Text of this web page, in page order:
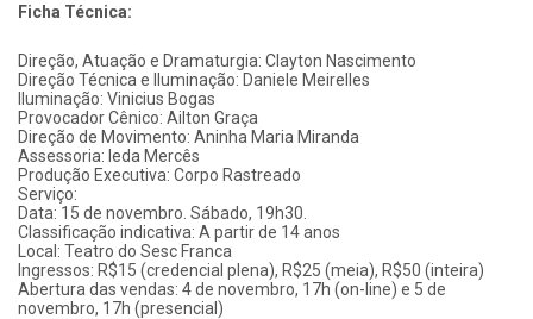
Ficha Técnica:
Direção, Atuação e Dramaturgia: Clayton Nascimento
Direção Técnica e Iluminação: Daniele Meirelles
Iluminação: Vinicius Bogas
Provocador Cênico: Ailton Graça
Direção de Movimento: Aninha Maria Miranda
Assessoria: Ieda Mercês
Produção Executiva: Corpo Rastreado
Serviço:
Data: 15 de novembro. Sábado, 19h30.
Classificação indicativa: A partir de 14 anos
Local: Teatro do Sesc Franca
Ingressos: R$15 (credencial plena), R$25 (meia), R$50 (inteira)
Abertura das vendas: 4 de novembro, 17h (on-line) e 5 de
novembro, 17h (presencial)